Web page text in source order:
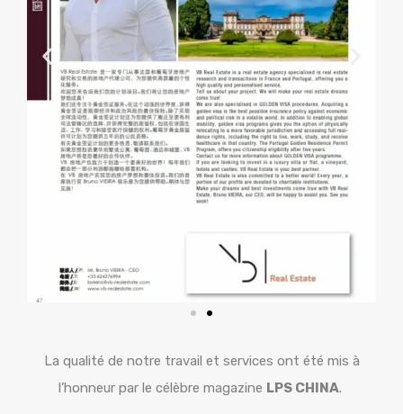
La qualité de notre travail et services ont été mis à
l’honneur par le célèbre magazine LPS CHINA.